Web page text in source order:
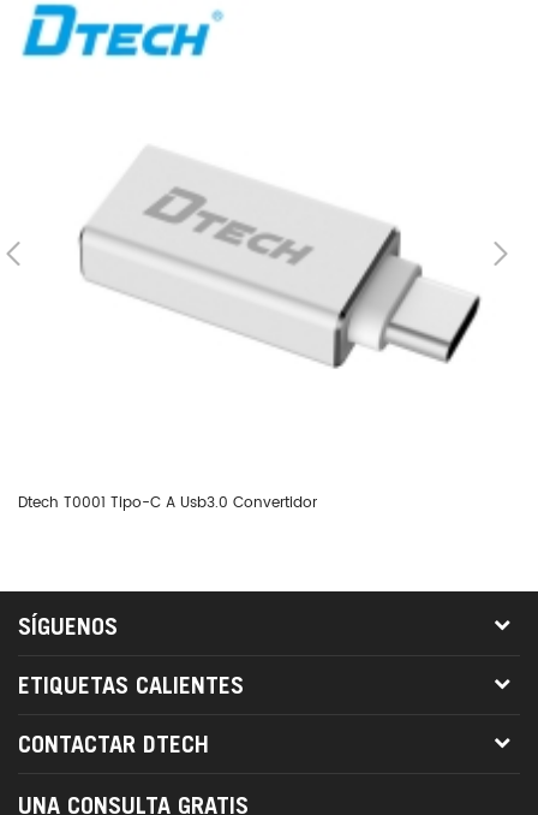
Dtech T0001 Tipo-C A Usb3.0 Convertidor
SÍGUENOS
ETIQUETAS CALIENTES
CONTACTAR DTECH
UNA CONSULTA GRATIS